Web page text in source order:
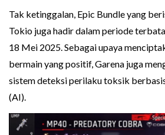
Tak ketinggalan, Epic Bundle yang
Tokio juga hadir dalam periode
18 Mei 2025. Sebagai upaya
bermain yang positif, Garena juga
sistem deteksi perilaku toksik
(AI).